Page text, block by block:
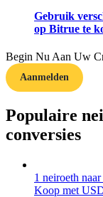
Verdienen
Gebruik
op Bitrue te
Begin Nu Aan Uw
Aanmelden
Populaire
conversies
1 neiroeth naar
Koop met